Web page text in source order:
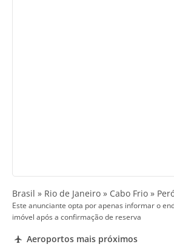
Brasil » Rio de Janeiro » Cabo Frio »
Este anunciante opta por apenas informar o
imóvel após a confirmação de reserva
Aeroportos mais próximos